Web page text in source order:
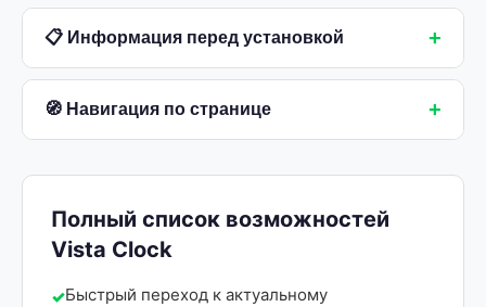
📋 Информация перед установкой +
🧭 Навигация по странице +
Полный список возможностей
Vista Clock
Быстрый переход к актуальному